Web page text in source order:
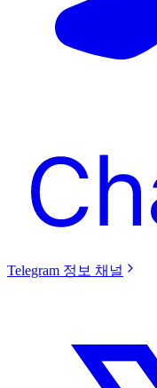
Telegram 정보 채널